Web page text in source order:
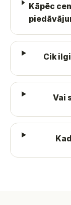
Kāpēc
Cik
Vai